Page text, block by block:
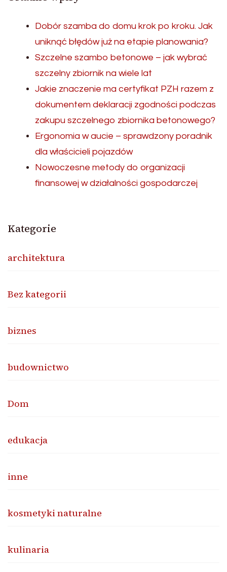
Dobór szamba do domu krok po kroku. Jak
uniknąć błędów już na etapie planowania?
Szczelne szambo betonowe – jak wybrać
szczelny zbiornik na wiele lat
Jakie znaczenie ma certyfikat PZH razem z
dokumentem deklaracji zgodności podczas
zakupu szczelnego zbiornika betonowego?
Ergonomia w aucie – sprawdzony poradnik
dla właścicieli pojazdów
Nowoczesne metody do organizacji
finansowej w działalności gospodarczej
Kategorie
architektura
Bez kategorii
biznes
budownictwo
Dom
edukacja
inne
kosmetyki naturalne
kulinaria